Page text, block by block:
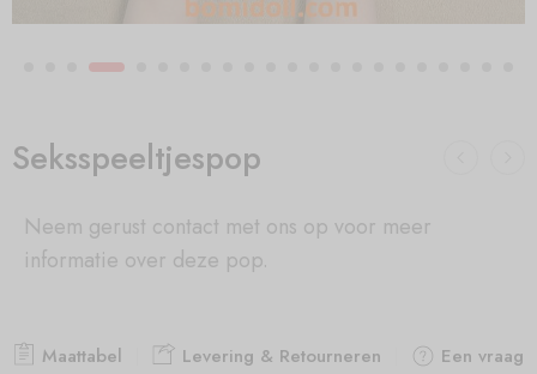
Seksspeeltjespop
Neem gerust contact met ons op voor meer
informatie over deze pop.
Maattabel Levering & Retourneren
Een vraag